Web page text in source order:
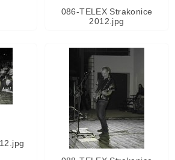
086-TELEX Strakonice
2012.jpg